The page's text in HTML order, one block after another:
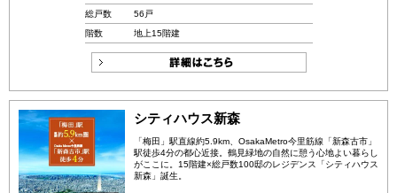
総戸数
56戸
階数
地上15階建
シティハウス新森
「梅田」駅直線約5.9km、OsakaMetro今里筋線「新森古市」
駅徒歩4分の都心近接。鶴見緑地の自然に憩う心地よい暮らし
がここに。15階建×総戸数100邸のレジデンス「シティハウス
新森」誕生。